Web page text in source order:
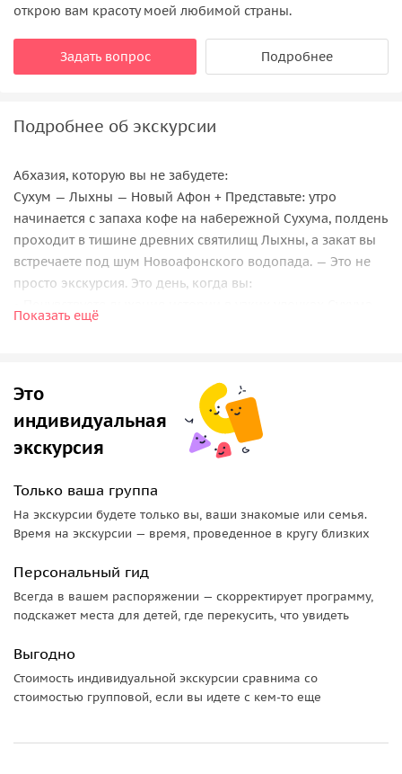
открою вам красоту моей любимой страны.
Задать вопрос Подробнее
Подробнее об экскурсии
Абхазия, которую вы не забудете:
Сухум — Лыхны — Новый Афон + Представьте: утро
начинается с запаха кофе на набережной Сухума, полдень
проходит в тишине древних святилищ Лыхны, а закат вы
встречаете под шум Новоафонского водопада. — Это не
просто экскурсия. Это день, когда вы:
• Прикоснетесь к сакральному в Лыхнах, где время словно
Показать ещё
Это
индивидуальная
экскурсия
Только ваша группа
На экскурсии будете только вы, ваши знакомые или семья.
Время на экскурсии — время, проведенное в кругу близких
Персональный гид
Всегда в вашем распоряжении — скорректирует программу,
подскажет места для детей, где перекусить, что увидеть
Выгодно
Стоимость индивидуальной экскурсии сравнима со
стоимостью групповой, если вы идете с кем-то еще